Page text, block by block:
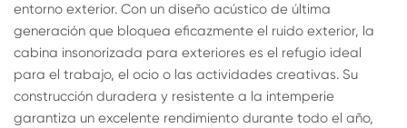
entorno exterior. Con un diseño acústico de última
generación que bloquea eficazmente el ruido exterior, la
cabina insonorizada para exteriores es el refugio ideal
para el trabajo, el ocio o las actividades creativas. Su
construcción duradera y resistente a la intemperie
garantiza un excelente rendimiento durante todo el año,